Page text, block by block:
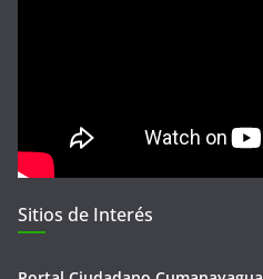
Sitios de Interés